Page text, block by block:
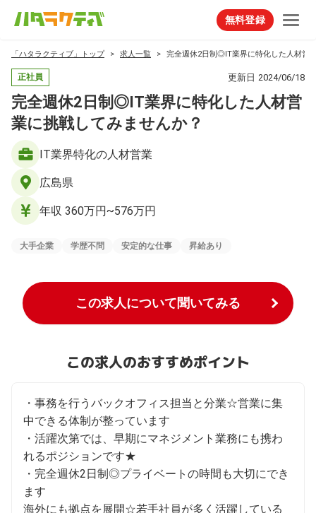
無料登録
「ハタラクティブ」トップ 求人一覧 完全週休2日制◎IT業界に特化した人材営
正社員 更新日 2024/06/18
完全週休2日制◎IT業界に特化した人材営
業に挑戦してみませんか？
IT業界特化の人材営業
広島県
年収 360万円~576万円
大手企業 学歴不問 安定的な仕事 昇給あり
この求人について聞いてみる
この求人のおすすめポイント
・事務を行うバックオフィス担当と分業☆営業に集
中できる体制が整っています
・活躍次第では、早期にマネジメント業務にも携わ
れるポジションです★
・完全週休2日制◎プライベートの時間も大切にでき
ます
海外にも拠点を展開☆若手社員が多く活躍している